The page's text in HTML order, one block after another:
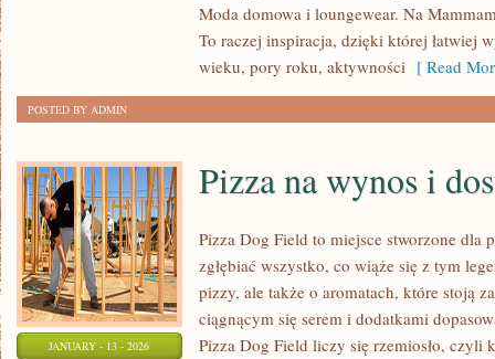
CZYTELNIKÓW
Moda domowa i loungewear. Na
To raczej inspiracja, dzięki której łatwiej
wieku, pory roku, aktywności [ Read
POSTED BY ADMIN
JANUARY - 13 - 2026
Pizza na wynos i
Pizza Dog Field to miejsce stworzone dla
zgłębiać wszystko, co wiąże się z tym
pizzy, ale także o aromatach, które stoją
ciągnącym się serem i dodatkami
Pizza Dog Field liczy się rzemiosło, czyli